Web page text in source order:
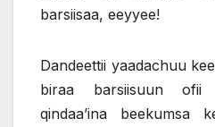
barsiisaa, eeyyee!
Dandeettii yaadachuu
biraa barsiisuun ofii
qindaa’ina beekumsa